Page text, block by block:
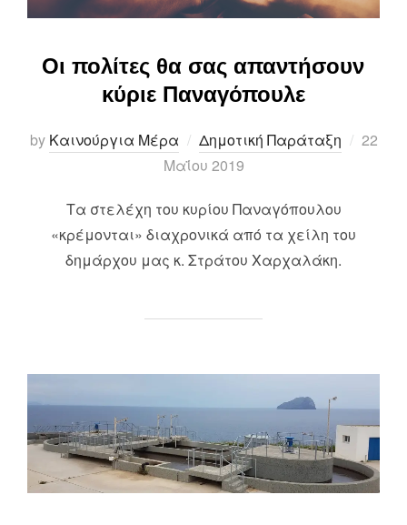
Οι πολίτες θα σας απαντήσουν
κύριε Παναγόπουλε
by Καινούργια Μέρα Δημοτική Παράταξη
Posted
22
Μαΐου 2019
Τα στελέχη του κυρίου Παναγόπουλου
«κρέμονται» διαχρονικά από τα χείλη του
δημάρχου μας κ. Στράτου Χαρχαλάκη.